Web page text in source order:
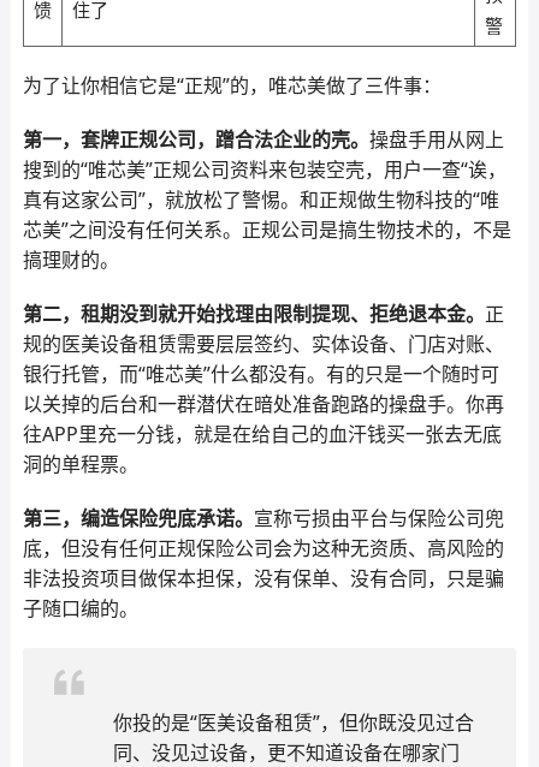
馈 住了
警
为了让你相信它是“正规”的，唯芯美做了三件事：
第一，套牌正规公司，蹭合法企业的壳。 操盘手用从网上
搜到的“唯芯美”正规公司资料来包装空壳，用户一查“诶，
真有这家公司”，就放松了警惕。和正规做生物科技的“唯
芯美”之间没有任何关系。正规公司是搞生物技术的，不是
搞理财的。
第二，租期没到就开始找理由限制提现、拒绝退本金。 正
规的医美设备租赁需要层层签约、实体设备、门店对账、
银行托管，而“唯芯美”什么都没有。有的只是一个随时可
以关掉的后台和一群潜伏在暗处准备跑路的操盘手。你再
往APP里充一分钱，就是在给自己的血汗钱买一张去无底
洞的单程票。
第三，编造保险兜底承诺。 宣称亏损由平台与保险公司兜
底，但没有任何正规保险公司会为这种无资质、高风险的
非法投资项目做保本担保，没有保单、没有合同，只是骗
子随口编的。
你投的是“医美设备租赁”，但你既没见过合
同、没见过设备，更不知道设备在哪家门